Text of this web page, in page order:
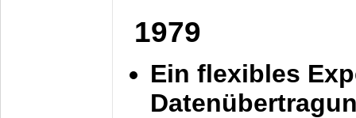
1979
Ein flexibles